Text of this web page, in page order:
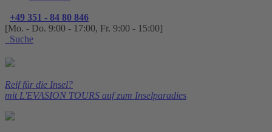
+49 351 - 84 80 846
[Mo. - Do. 9:00 - 17:00, Fr. 9:00 - 15:00]
Suche
Reif für die Insel?
mit L'EVASION TOURS auf zum Inselparadies